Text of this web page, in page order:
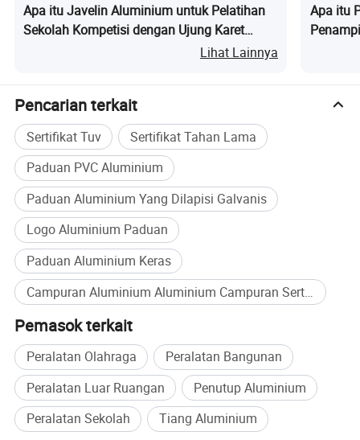
Apa itu Javelin Aluminium untuk Pelatihan
Sekolah Kompetisi dengan Ujung Karet
Lihat Lainnya
Apa itu
Pencarian terkait
Sertifikat Tuv
Sertifikat Tahan Lama
Paduan PVC Aluminium
Paduan Aluminium Yang Dilapisi Galvanis
Logo Aluminium Paduan
Paduan Aluminium Keras
Campuran Aluminium Aluminium Campuran Sertifikat 800g Pembelian Massal
Pemasok terkait
Peralatan Olahraga
Peralatan Bangunan
Peralatan Luar Ruangan
Penutup Aluminium
Peralatan Sekolah
Tiang Aluminium